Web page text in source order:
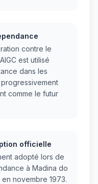
contre le
est utilisé
dans les
comme le futur
officielle
adopté lors de
à Madina do
novembre 1973.